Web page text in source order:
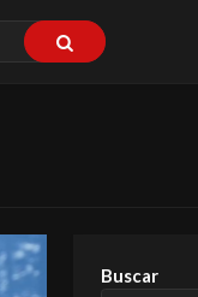
Buscar